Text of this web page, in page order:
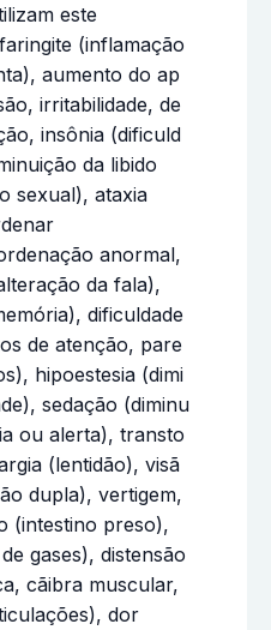
este
(inflamação
aumento do ap
irritabilidade, de
insônia (dificuld
da libido
sexual), ataxia
anormal,
da fala),
dificuldade
de atenção, pare
hipoestesia (dimi
sedação (diminu
ou alerta), transto
(lentidão), visã
dupla), vertigem,
(intestino preso),
gases), distensão
cãibra muscular,
dor